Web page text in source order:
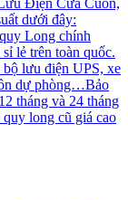
dưới đây:
Long chính
lẻ trên toàn quốc.
lưu điện UPS, xe
dự phòng…Bảo
tháng và 24 tháng
long cũ giá cao